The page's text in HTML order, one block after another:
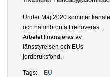
Under Maj 2020 kommer
och hamnbron att renoveras.
Arbetet finansieras av
länsstyrelsen och EUs
jordbruksfond.
Tags: EU